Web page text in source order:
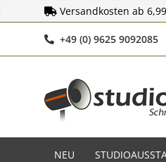
Versandkosten ab
+49 (0) 9625 9092085
NEU